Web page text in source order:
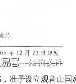
准予设立观音山国